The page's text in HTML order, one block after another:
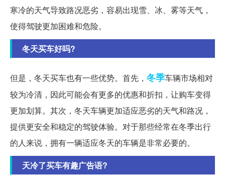
寒冷的天气导致路况恶劣，容易出现雪、冰、雾等天气，
使得驾驶更加困难和危险。
冬天买车好吗?
但是，冬天买车也有一些优势。首先， 冬季车辆市场相对
较为冷清，因此可能会有更多的优惠和折扣，让购车变得
更加划算。其次，冬天车辆更加适应恶劣的天气和路况，
提供更安全和稳定的驾驶体验。对于那些经常在冬季出行
的人来说，拥有一辆适应冬天的车辆是非常必要的。
天冷了买车有趣广告语?